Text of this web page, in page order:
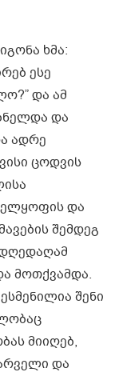
ხმა:
ესე
და ამ
და
ადრე
ცოდვის
და
შემდეგ
მოთქვამდა.
შენი
მიიღებ,
და